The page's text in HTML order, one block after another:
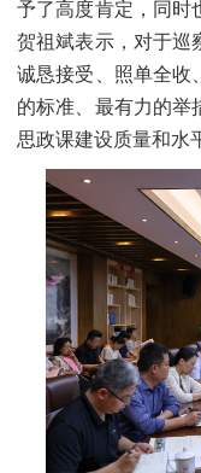
予了高度肯定，同时
贺祖斌表示，对于巡
诚恳接受、照单全收
的标准、最有力的举
思政课建设质量和水